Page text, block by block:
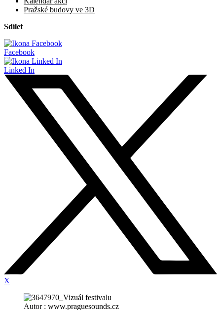
Pražské budovy ve 3D
Sdílet
Facebook
Linked In
X
Autor : www.praguesounds.cz